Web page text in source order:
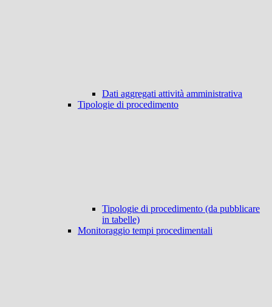
Dati aggregati attività amministrativa
Tipologie di procedimento
Tipologie di procedimento (da pubblicare
in tabelle)
Monitoraggio tempi procedimentali